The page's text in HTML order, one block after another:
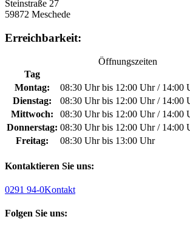
Steinstraße 27
59872 Meschede
Erreichbarkeit:
Öffnungszeiten
Tag
Montag:
08:30 Uhr bis 12:00 Uhr / 14:00
Dienstag:
08:30 Uhr bis 12:00 Uhr / 14:00
Mittwoch:
08:30 Uhr bis 12:00 Uhr / 14:00
Donnerstag: 08:30 Uhr bis 12:00 Uhr / 14:00
Freitag:
08:30 Uhr bis 13:00 Uhr
Kontaktieren Sie uns:
0291 94-0Kontakt
Folgen Sie uns: